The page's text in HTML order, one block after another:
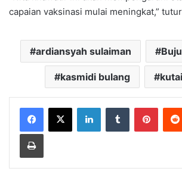
capaian vaksinasi mulai meningkat,”
ardiansyah sulaiman
kasmidi bulang
LinkedInTumblr
Print